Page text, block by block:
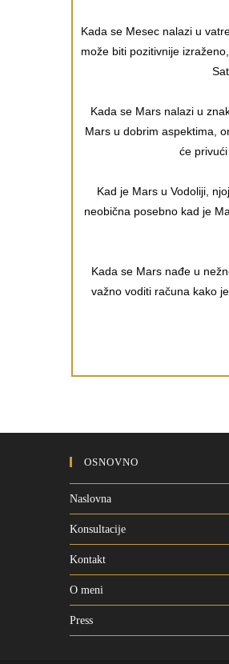
Kada se Mesec nalazi u
može biti pozitivnije
Kada se Mars nalazi u
Mars u dobrim aspektima,
će
Kad je Mars u Vodoliji,
neobična posebno kad je
Kada se Mars nađe u
važno voditi računa kako
OSNOVNO
Naslovna
Konsultacije
Kontakt
O meni
Press